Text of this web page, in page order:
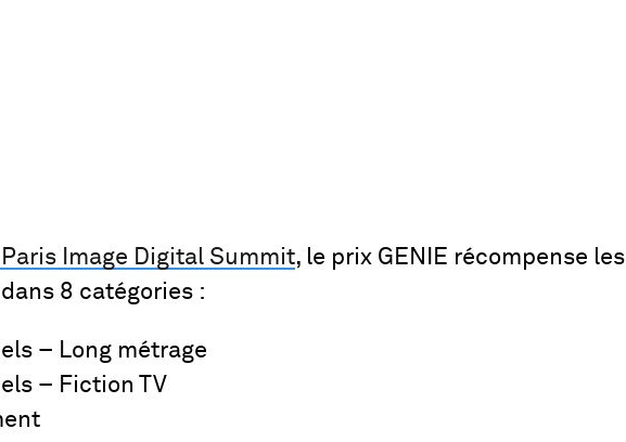
Paris Image Digital Summit, le prix GENIE récompense les
8 catégories :
– Long métrage
– Fiction TV